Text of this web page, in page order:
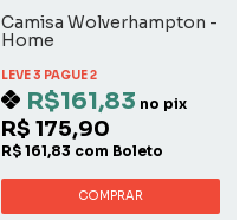
Camisa Wolverhampton -
Home
LEVE 3 PAGUE 2
R$161,83 no pix
R$ 175,90
R$ 161,83 com Boleto
COMPRAR